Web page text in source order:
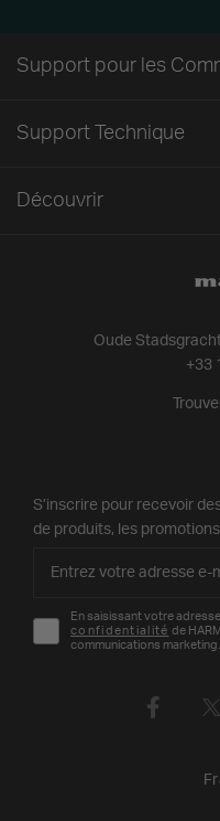
Oude
+33
Support pour les
Support Technique
Découvrir
S’inscrire pour recevoir
de produits, les
En saisissant votre
confidentialité de
communications marketing.